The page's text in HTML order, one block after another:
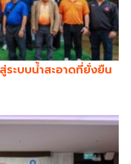
ะบบน้ำสะอาดที่ยั่งยืน